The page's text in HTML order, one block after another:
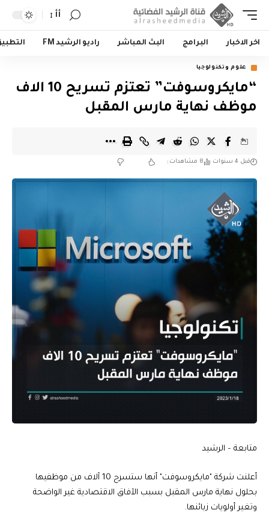
أأ
اخر الاخبار البرامج البث المباشر راديو الرشيد FM
علوم وتكنولوجيا
“مايكروسوفت” تعتزم تسريح 10 الاف
موظف نهاية مارس المقبل
قبل 4 سنوات 8 مشاهدات
متابعة – الرشيد
أعلنت شركة "مايكروسوفت" أنها ستسرح 10 آلاف من موظفيها
بحلول نهاية مارس المقبل بسبب الآفاق الاقتصادية غير الواضحة
وتغير أولويات زبائنها.